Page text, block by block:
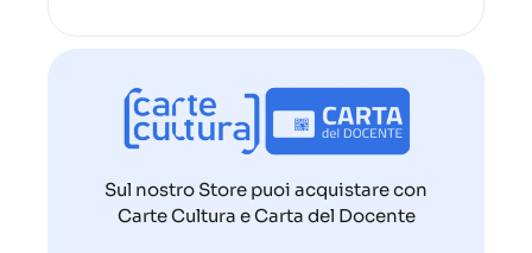
Sul nostro Store puoi acquistare con
Carte Cultura e Carta del Docente